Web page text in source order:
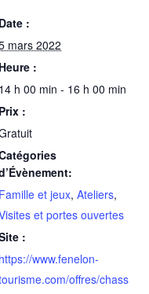
Date :
mars 2022
Heure :
14 h 00 min - 16 h 00 min
Prix :
Famille et jeux, Ateliers,
et portes ouvertes
:
https://www.fenelon-
offres/chass